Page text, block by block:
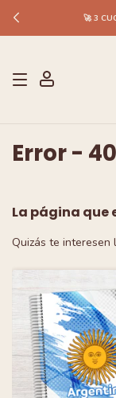
🚀 3
Error -
La página que
Quizás te interesen